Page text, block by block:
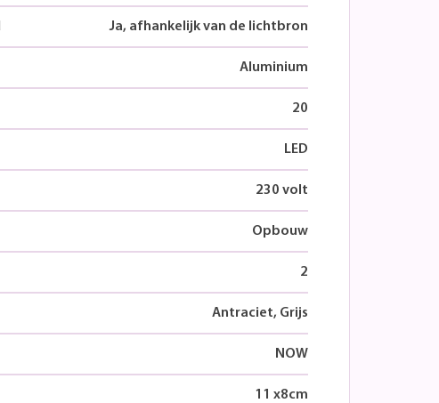
Ja, afhankelijk van de lichtbron
Aluminium
20
LED
230 volt
Opbouw
2
Antraciet, Grijs
NOW
11 x8cm